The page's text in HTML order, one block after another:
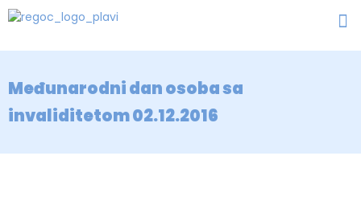
Međunarodni dan osoba sa
invaliditetom 02.12.2016